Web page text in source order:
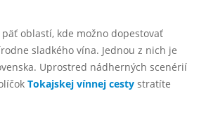
oblastí, kde možno dopestovať
sladkého vína. Jednou z nich je
Uprostred nádherných scenérií
Tokajskej vínnej cesty stratíte